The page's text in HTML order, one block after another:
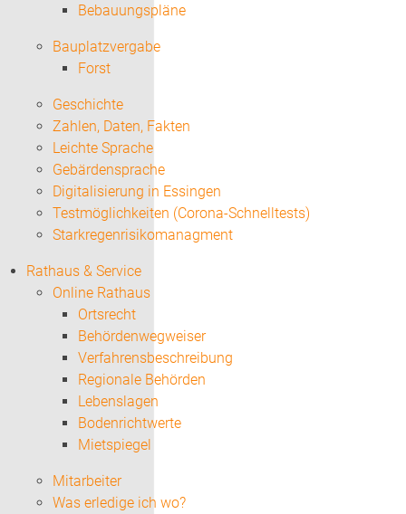
Bebauungspläne
Bauplatzvergabe
Forst
Geschichte
Zahlen, Daten, Fakten
Leichte Sprache
Gebärdensprache
Digitalisierung in Essingen
Testmöglichkeiten (Corona-Schnelltests)
Starkregenrisikomanagment
Rathaus & Service
Online Rathaus
Ortsrecht
Behördenwegweiser
Verfahrensbeschreibung
Regionale Behörden
Lebenslagen
Bodenrichtwerte
Mietspiegel
Mitarbeiter
Was erledige ich wo?